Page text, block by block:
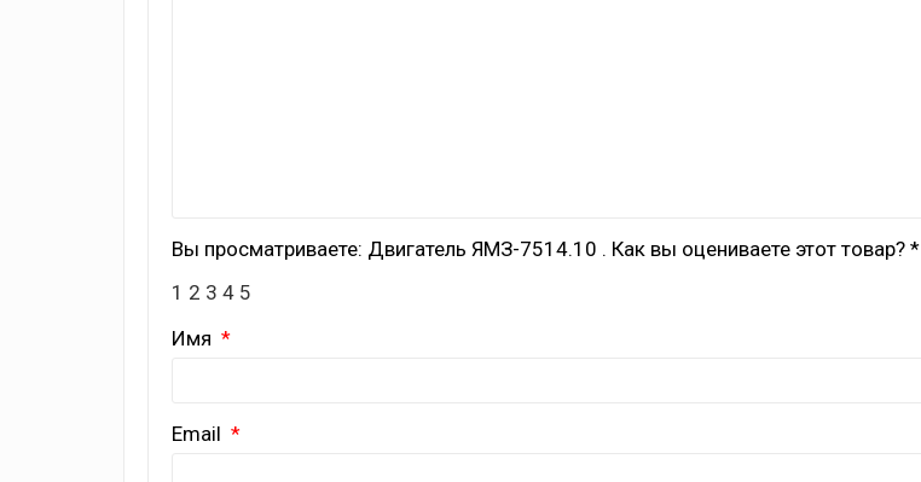
Вы просматриваете: Двигатель ЯМЗ-7514.10 . Как вы оцениваете этот товар? *
1 2 3 4 5
Имя
Email